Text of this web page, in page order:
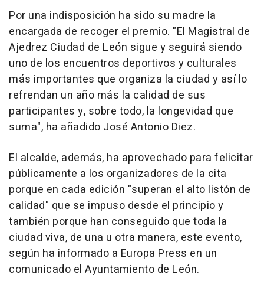
Por una indisposición ha sido su madre la
encargada de recoger el premio. "El Magistral de
Ajedrez Ciudad de León sigue y seguirá siendo
uno de los encuentros deportivos y culturales
más importantes que organiza la ciudad y así lo
refrendan un año más la calidad de sus
participantes y, sobre todo, la longevidad que
suma", ha añadido José Antonio Diez.
El alcalde, además, ha aprovechado para felicitar
públicamente a los organizadores de la cita
porque en cada edición "superan el alto listón de
calidad" que se impuso desde el principio y
también porque han conseguido que toda la
ciudad viva, de una u otra manera, este evento,
según ha informado a Europa Press en un
comunicado el Ayuntamiento de León.